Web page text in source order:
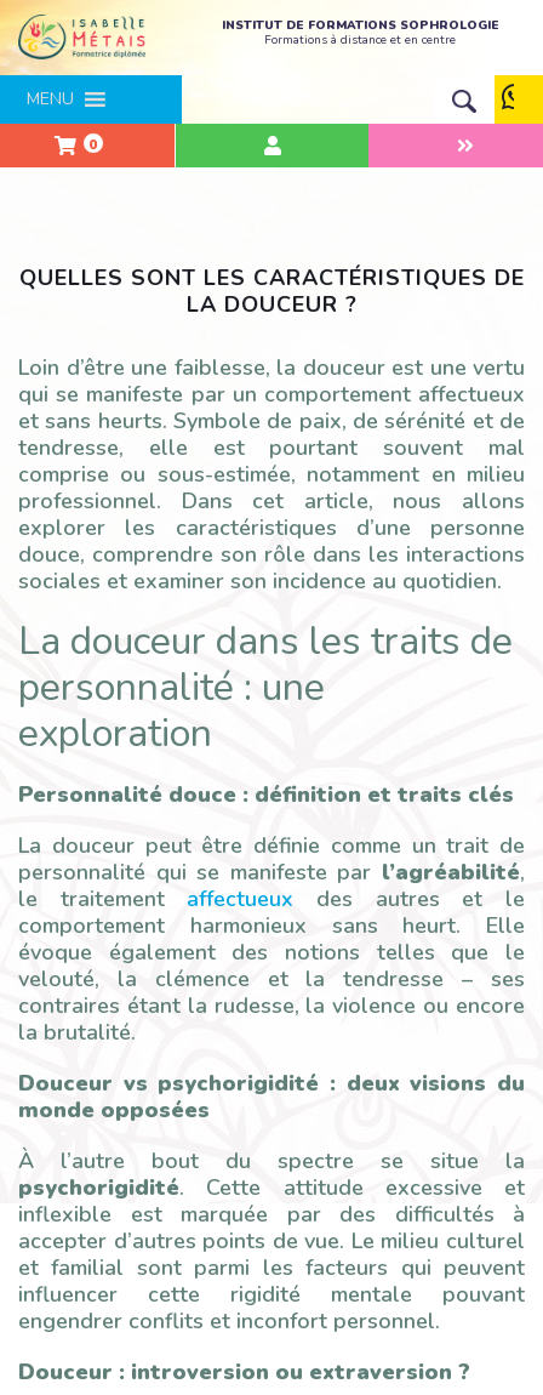
INSTITUT DE FORMATIONS SOPHROLOGIE
Formations à distance et en centre
MENU
0
QUELLES SONT LES CARACTÉRISTIQUES DE
LA DOUCEUR ?
Loin d’être une faiblesse, la douceur est une vertu
qui se manifeste par un comportement affectueux
et sans heurts. Symbole de paix, de sérénité et de
tendresse, elle est pourtant souvent mal
comprise ou sous-estimée, notamment en milieu
professionnel. Dans cet article, nous allons
explorer les caractéristiques d’une personne
douce, comprendre son rôle dans les interactions
sociales et examiner son incidence au quotidien.
La douceur dans les traits de
personnalité : une
exploration
Personnalité douce : définition et traits clés
La douceur peut être définie comme un trait de
personnalité qui se manifeste par l’agréabilité,
le traitement affectueux des autres et le
comportement harmonieux sans heurt. Elle
évoque également des notions telles que le
velouté, la clémence et la tendresse – ses
contraires étant la rudesse, la violence ou encore
la brutalité.
Douceur vs psychorigidité : deux visions du
monde opposées
À l’autre bout du spectre se situe la
psychorigidité. Cette attitude excessive et
inflexible est marquée par des difficultés à
accepter d’autres points de vue. Le milieu culturel
et familial sont parmi les facteurs qui peuvent
influencer cette rigidité mentale pouvant
engendrer conflits et inconfort personnel.
Douceur : introversion ou extraversion ?